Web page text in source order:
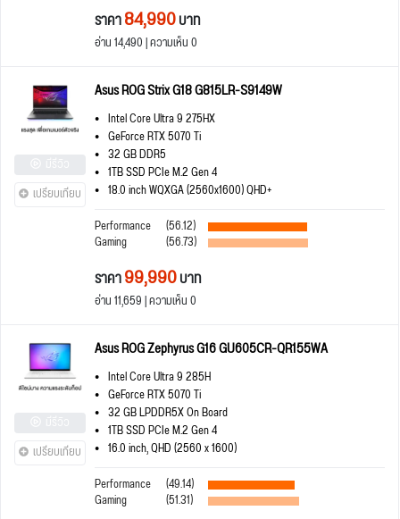
ราคา84,990บาท
อ่าน 14,490 | ความเห็น 0
เปรียบเทียบ
Asus ROG Strix G18 G815LR-S9149W
Intel Core Ultra 9 275HX
GeForce RTX 5070 Ti
32 GB DDR5
1TB SSD PCIe M.2 Gen 4
18.0 inch WQXGA (2560x1600) QHD+
Performance
(56.12)
Gaming (56.73)
ราคา99,990บาท
อ่าน 11,659 | ความเห็น 0
เปรียบเทียบ
Asus ROG Zephyrus G16 GU605CR-QR155WA
Intel Core Ultra 9 285H
GeForce RTX 5070 Ti
32 GB LPDDR5X On Board
1TB SSD PCIe M.2 Gen 4
16.0 inch, QHD (2560 x 1600)
Performance
(49.14)
Gaming (51.31)